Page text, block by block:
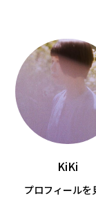
KiKi
プロフィールを